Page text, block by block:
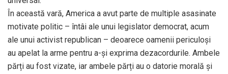
În această vară, America a avut parte de multiple asasinate
motivate politic – întâi ale unui legislator democrat, acum
ale unui activist republican – deoarece oamenii periculoși
au apelat la arme pentru a-și exprima dezacordurile. Ambele
părți au fost vizate, iar ambele părți au o datorie morală și